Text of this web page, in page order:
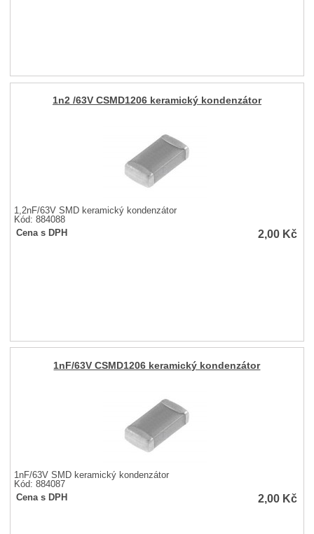
1n2 /63V CSMD1206 keramický kondenzátor
1,2nF/63V SMD keramický kondenzátor
Kód: 884088
Cena s DPH
2,00 Kč
1nF/63V CSMD1206 keramický kondenzátor
1nF/63V SMD keramický kondenzátor
Kód: 884087
Cena s DPH
2,00 Kč